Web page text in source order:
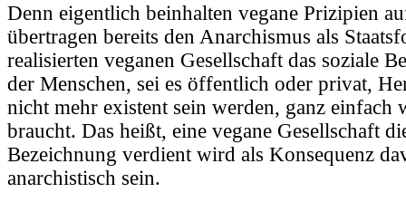
Denn eigentlich beinhalten vegane Prizipien
übertragen bereits den Anarchismus als
realisierten veganen Gesellschaft das soziale
der Menschen, sei es öffentlich oder privat,
nicht mehr existent sein werden, ganz einfach
braucht. Das heißt, eine vegane Gesellschaft
Bezeichnung verdient wird als Konsequenz
anarchistisch sein.